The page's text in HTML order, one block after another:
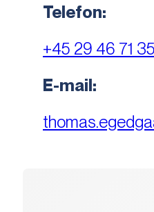
Telefon:
+45 29 46 71 35
E-mail: